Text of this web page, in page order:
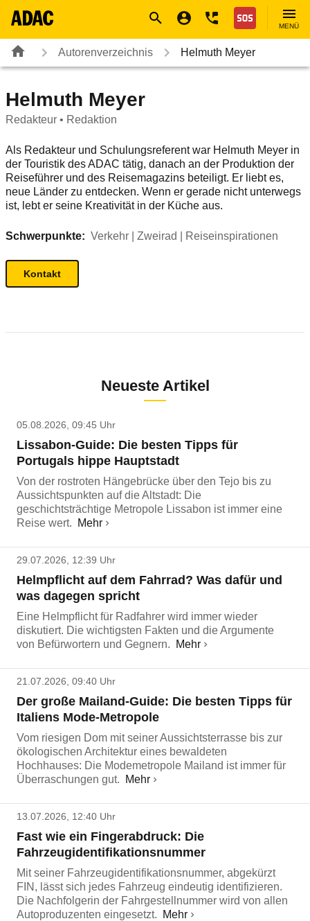
Nothilfe
MENÜ
Autorenverzeichnis Helmuth Meyer
Helmuth Meyer
Redakteur • Redaktion
Als Redakteur und Schulungsreferent war Helmuth Meyer in
der Touristik des ADAC tätig, danach an der Produktion der
Reiseführer und des Reisemagazins beteiligt. Er liebt es,
neue Länder zu entdecken. Wenn er gerade nicht unterwegs
ist, lebt er seine Kreativität in der Küche aus.
Schwerpunkte: Verkehr | Zweirad | Reiseinspirationen
Kontakt
Neueste Artikel
05.08.2026, 09:45 Uhr
Lissabon-Guide: Die besten Tipps für
Portugals hippe Hauptstadt
Von der rostroten Hängebrücke über den Tejo bis zu
Aussichtspunkten auf die Altstadt: Die
geschichtsträchtige Metropole Lissabon ist immer eine
Reise wert.
Mehr
29.07.2026, 12:39 Uhr
Helmpflicht auf dem Fahrrad? Was dafür und
was dagegen spricht
Eine Helmpflicht für Radfahrer wird immer wieder
diskutiert. Die wichtigsten Fakten und die Argumente
von Befürwortern und Gegnern.
Mehr
21.07.2026, 09:40 Uhr
Der große Mailand-Guide: Die besten Tipps für
Italiens Mode-Metropole
Vom riesigen Dom mit seiner Aussichtsterrasse bis zur
ökologischen Architektur eines bewaldeten
Hochhauses: Die Modemetropole Mailand ist immer für
Überraschungen gut.
Mehr
13.07.2026, 12:40 Uhr
Fast wie ein Fingerabdruck: Die
Fahrzeugidentifikationsnummer
Mit seiner Fahrzeugidentifikationsnummer, abgekürzt
FIN, lässt sich jedes Fahrzeug eindeutig identifizieren.
Die Nachfolgerin der Fahrgestellnummer wird von allen
Autoproduzenten eingesetzt.
Mehr